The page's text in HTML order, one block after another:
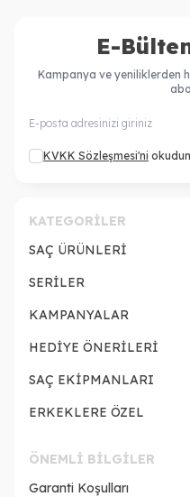
E-
Kampanya ve yeniliklerden
KVKK Sözleşmesi'ni
KATEGORILER
SAÇ ÜRÜNLERİ
SERİLER
KAMPANYALAR
HEDİYE ÖNERİLERİ
SAÇ EKİPMANLARI
ERKEKLERE ÖZEL
ÖNEMLI BILGILER
Garanti Koşulları